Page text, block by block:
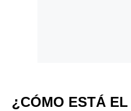
¿CÓMO ESTÁ